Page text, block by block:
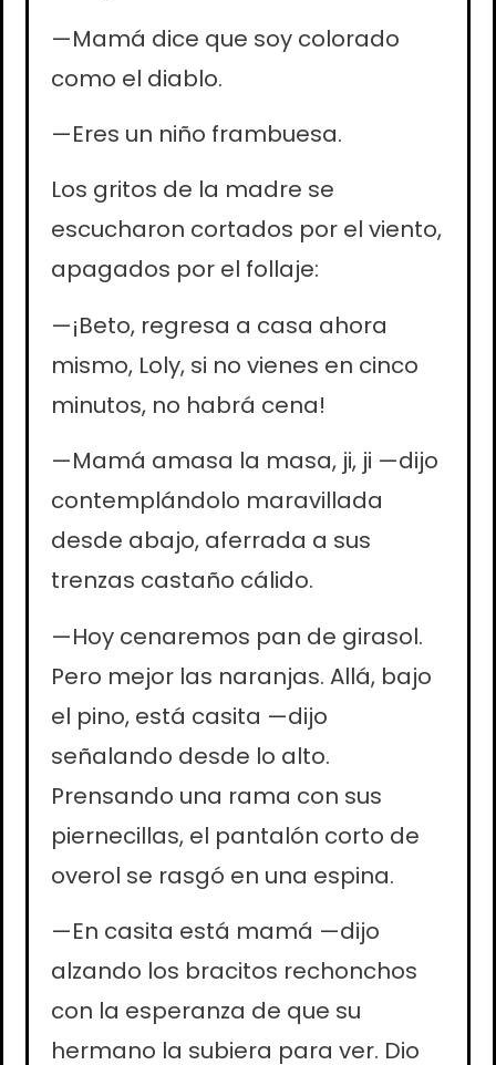
—Mamá dice que soy colorado
como el diablo.
—Eres un niño frambuesa.
Los gritos de la madre se
escucharon cortados por el viento,
apagados por el follaje:
—¡Beto, regresa a casa ahora
mismo, Loly, si no vienes en cinco
minutos, no habrá cena!
—Mamá amasa la masa, ji, ji —dijo
contemplándolo maravillada
desde abajo, aferrada a sus
trenzas castaño cálido.
—Hoy cenaremos pan de girasol.
Pero mejor las naranjas. Allá, bajo
el pino, está casita —dijo
señalando desde lo alto.
Prensando una rama con sus
piernecillas, el pantalón corto de
overol se rasgó en una espina.
—En casita está mamá —dijo
alzando los bracitos rechonchos
con la esperanza de que su
hermano la subiera para ver. Dio